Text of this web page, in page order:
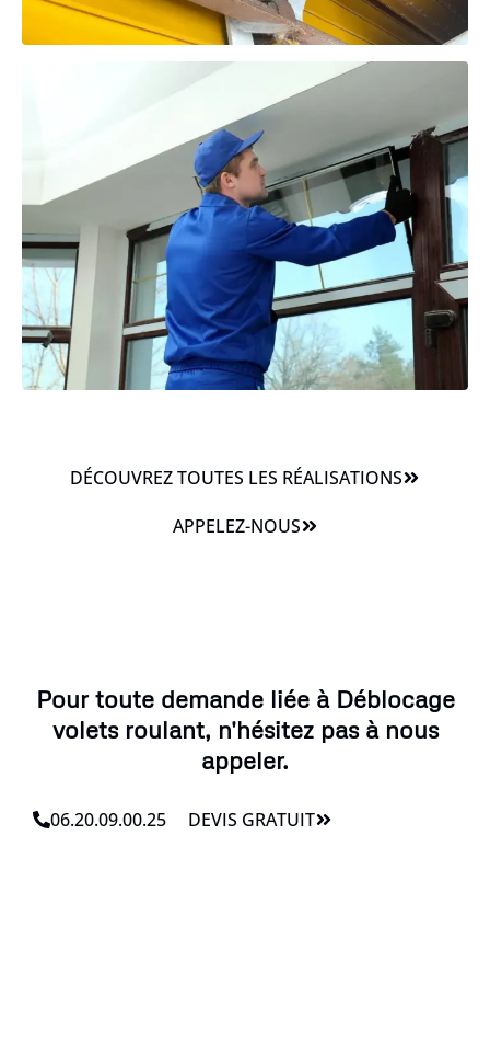
DÉCOUVREZ TOUTES LES RÉALISATIONS
APPELEZ-NOUS
Pour toute demande liée à Déblocage
volets roulant, n'hésitez pas à nous
appeler.
06.20.09.00.25 DEVIS GRATUIT